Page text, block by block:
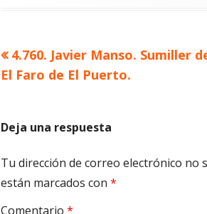
Navegación
entradas
Artículo
anterior
4.760. Javier Manso. Sumiller
El Faro de El Puerto.
Deja una respuesta
Tu dirección de correo electrónico no
están marcados con *
Comentario *